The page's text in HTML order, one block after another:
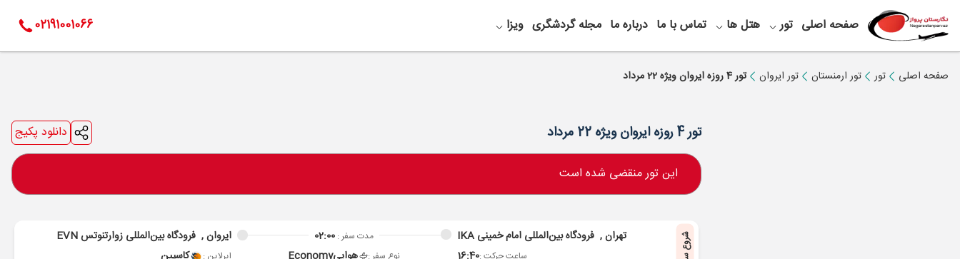
صفحه اصلی تور هتل ها تماس با ما درباره ما مجله گردشگری ویزا 02191001066
صفحه اصلی تور تور ارمنستان تور ایروان تور 4 روزه ایروان ویژه 22 مرداد
تور 4 روزه ایروان ویژه 22 مرداد دانلود پکیج
این تور منقضی شده است
شروع سفر تهران , فرودگاه بین‌المللی امام خمینی IKA
ساعت حرکت :
مدت سفر : 02:00
نوع سفر :
ایروان , فرودگاه بین‌المللی زوارتنوتس EVN
ایرلاین :